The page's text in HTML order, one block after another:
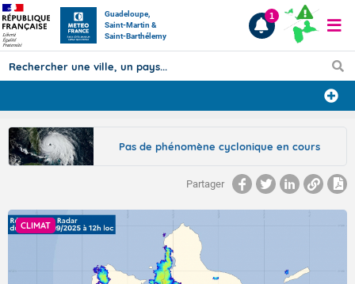
Guadeloupe,
Saint-Martin &
Saint-Barthélemy
Prévisions
Articles
1
Pas de phénomène cyclonique en cours
Partager
CLIMAT